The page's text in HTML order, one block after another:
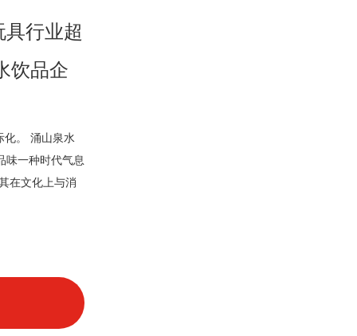
行业超
饮品企
化。 涌山泉水
味一种时代气息
在文化上与消